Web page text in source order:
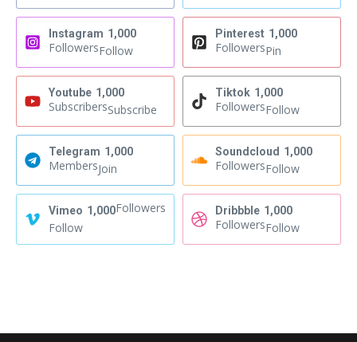
Instagram 1,000
FollowersFollow
Pinterest 1,000
FollowersPin
Youtube 1,000
SubscribersSubscribe
Tiktok 1,000
FollowersFollow
Telegram 1,000
MembersJoin
Soundcloud 1,000
FollowersFollow
Vimeo 1,000Followers
Follow
Dribbble 1,000
FollowersFollow